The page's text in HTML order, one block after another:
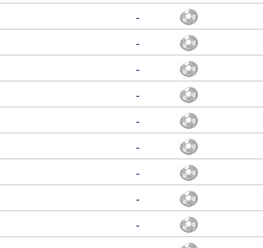
-
-
-
-
-
-
-
-
-